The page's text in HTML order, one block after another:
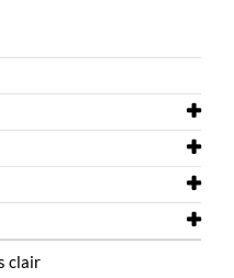
Halland 3D.dwg
Halland
clair